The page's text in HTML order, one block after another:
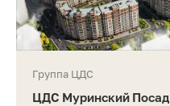
Группа ЦДС
ЦДС Муринский Посад